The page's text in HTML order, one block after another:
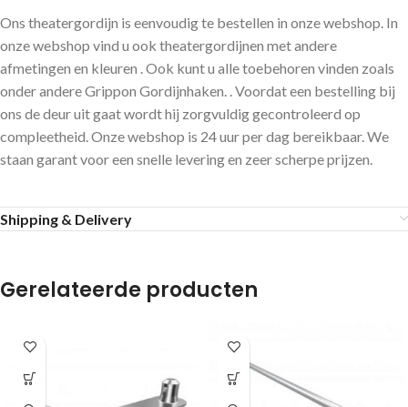
Ons theatergordijn is eenvoudig te bestellen in onze webshop. In
onze webshop vind u ook theatergordijnen met andere
afmetingen en kleuren . Ook kunt u alle toebehoren vinden zoals
onder andere Grippon Gordijnhaken. . Voordat een bestelling bij
ons de deur uit gaat wordt hij zorgvuldig gecontroleerd op
compleetheid. Onze webshop is 24 uur per dag bereikbaar. We
staan garant voor een snelle levering en zeer scherpe prijzen.
Shipping & Delivery
Gerelateerde producten